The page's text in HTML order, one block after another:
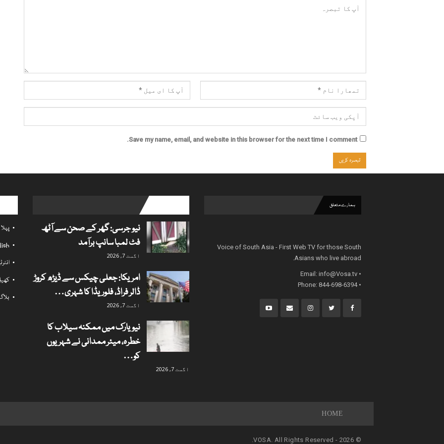
Save my name, email, and website in this browser for the next time I comment.
ہمارے متعلق
Voice of South Asia - First Web TV for those South
Asians who live abroad.
• Email:
info@Vosa.tv
• Phone: 844-698-6394
نیو جرسی: گھر کے صحن سے آٹھ
فٹ لمبا سانپ برآمد
اگست 7, 2026
امریکا: جعلی چیکس سے ڈیڑھ کروڑ
ڈالر فراڈ، فلوریڈا کا شہری…
اگست 7, 2026
نیویارک میں ممکنہ سیلاب کا
خطرہ، میئر ممدانی نے شہریوں
کو…
اگست 7, 2026
HOME
© 2026 - VOSA. All Rights Reserved.